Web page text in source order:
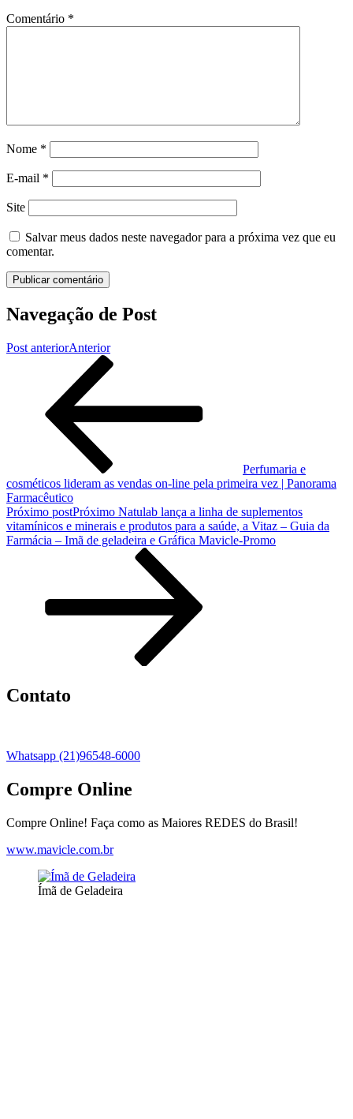
Comentário *
Nome *
E-mail *
Site
Salvar meus dados neste navegador para a próxima vez que eu
comentar.
Navegação de Post
Post anteriorAnterior
Perfumaria e
cosméticos lideram as vendas on-line pela primeira vez | Panorama
Farmacêutico
Próximo postPróximo Natulab lança a linha de suplementos
vitamínicos e minerais e produtos para a saúde, a Vitaz – Guia da
Farmácia – Imã de geladeira e Gráfica Mavicle-Promo
Contato
Whatsapp (21)96548-6000
Compre Online
Compre Online! Faça como as Maiores REDES do Brasil!
www.mavicle.com.br
Ímã de Geladeira